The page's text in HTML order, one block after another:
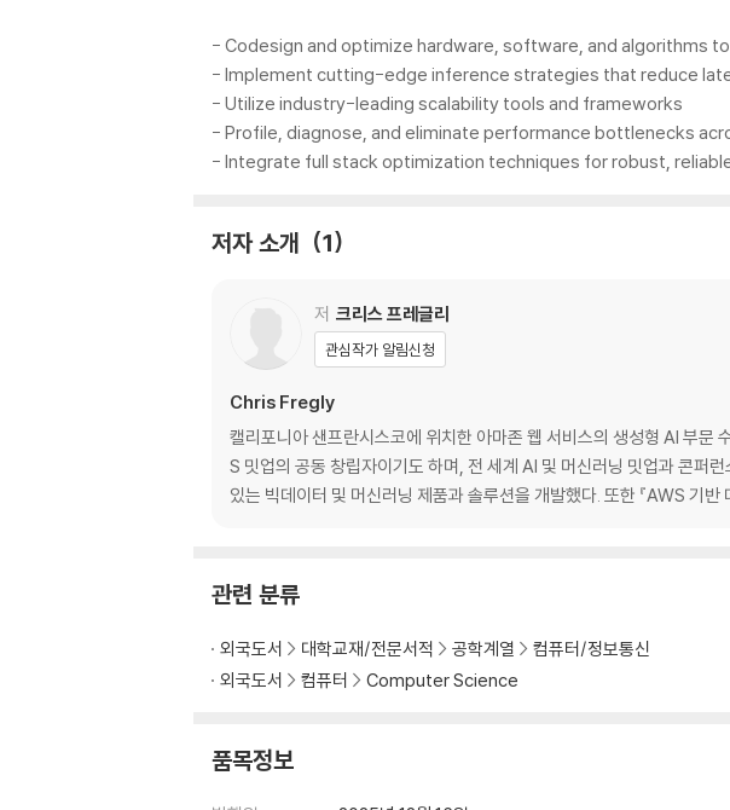
- Codesign and optimize hardware, software, and algorithms
- Implement cutting-edge inference strategies that reduce
- Utilize industry-leading scalability tools and frameworks
- Profile, diagnose, and eliminate performance bottlenecks
- Integrate full stack optimization techniques for robust,
저자 소개 1
저 크리스 프레글리
관심작가 알림신청
Chris Fregly
캘리포니아 샌프란시스코에 위치한 아마존 웹 서비스의 생성형 AI 부
S 밋업의 공동 창립자이기도 하며, 전 세계 AI 및 머신러닝 밋업과 콘
있는 빅데이터 및 머신러닝 제품과 솔루션을 개발했다. 또한 『AWS 기
관련 분류
외국도서 대학교재/전문서적 공학계열
컴퓨터/정보통신
외국도서
컴퓨터 Computer Science
품목정보